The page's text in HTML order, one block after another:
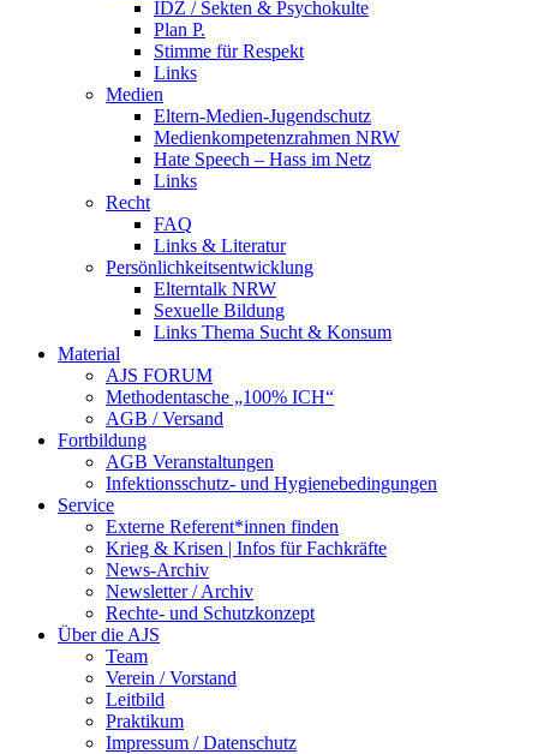
IDZ / Sekten & Psychokulte
Plan P.
Stimme für Respekt
Links
Medien
Eltern-Medien-Jugendschutz
Medienkompetenzrahmen NRW
Hate Speech – Hass im Netz
Links
Recht
FAQ
Links & Literatur
Persönlichkeitsentwicklung
Elterntalk NRW
Sexuelle Bildung
Links Thema Sucht & Konsum
Material
AJS FORUM
Methodentasche „100% ICH“
AGB / Versand
Fortbildung
AGB Veranstaltungen
Infektionsschutz- und Hygienebedingungen
Service
Externe Referent*innen finden
Krieg & Krisen | Infos für Fachkräfte
News-Archiv
Newsletter / Archiv
Rechte- und Schutzkonzept
Über die AJS
Team
Verein / Vorstand
Leitbild
Praktikum
Impressum / Datenschutz